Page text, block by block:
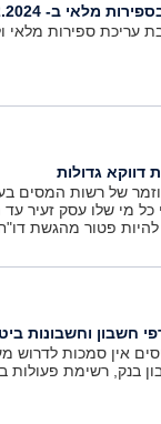
מלאי ב- 31.12.2024
לקראת ה-31 בדצמבר 2024 לחובת עריכת
דווקא גדולות
של רשות המסים
פטור מהגשת
חשבון וחשבונות
אין סמכות לדרוש
בנק, רשימת פעולות